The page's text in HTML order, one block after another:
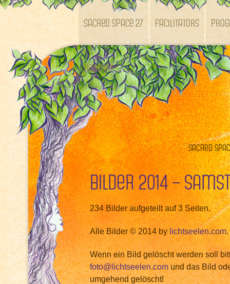
SACRED SPACE 27 Facilitators
Kontakt
Sacred
Bilder 2014 –
234 Bilder aufgeteilt auf 3 Seiten.
Alle Bilder © 2014 by lichtseelen.com.
Wenn ein Bild gelöscht werden soll
foto@lichtseelen.comund das Bild
umgehend gelöscht!